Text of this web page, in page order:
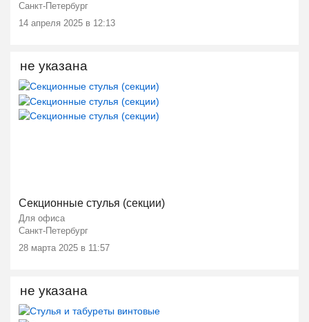
Санкт-Петербург
14 апреля 2025 в 12:13
Ещё 1 фото
Секционные стулья (секции)
Для офиса
Санкт-Петербург
28 марта 2025 в 11:57
не указана
не указана